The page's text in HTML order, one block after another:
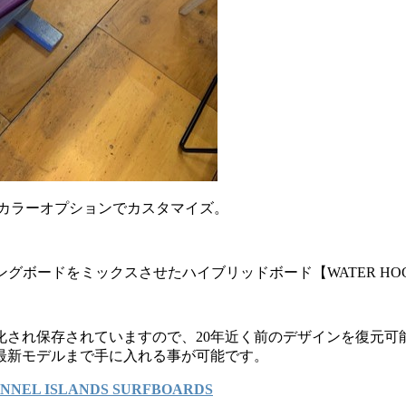
ーオプションでカスタマイズ。
ボードをミックスさせたハイブリッドボード【WATER
れ保存されていますので、20年近く前のデザインを復元可
モデルまで手に入れる事が可能です。
ISLANDS SURFBOARDS